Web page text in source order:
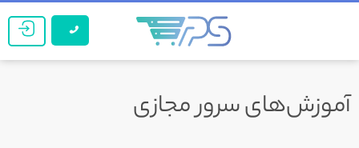
آموزش‌های سرور مجازی